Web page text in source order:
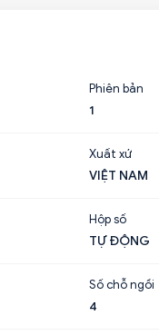
Phiên bản
1
Xuất xứ
VIỆT NAM
Hộp số
TỰ ĐỘNG
Số chỗ ngồi
4